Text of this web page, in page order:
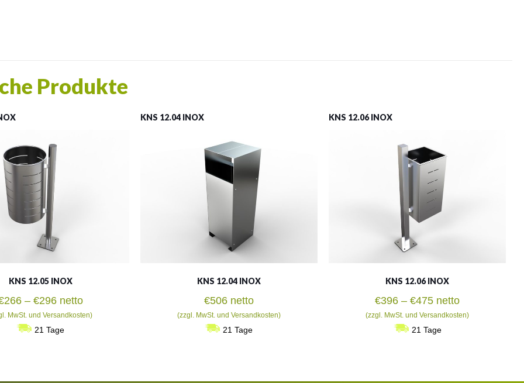
Produkte
KNS 12.05 INOX
266 – €296Preisspanne:
€266
bis
netto
MwSt. und Versandkosten)
21 Tage
KNS 12.04 INOX
KNS 12.04 INOX
€506 netto
(zzgl. MwSt. und Versandkosten)
21 Tage
KNS 12.06 INOX
KNS 12.06 INOX
€396 –€475Preisspanne:
€396
bis
netto
(zzgl. MwSt. und Versandkosten)
21 Tage